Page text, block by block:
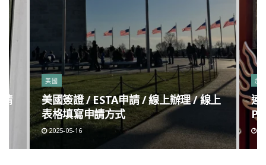
美國
美國簽證 / ESTA申請 / 線上辦理 / 線上
表格填寫申請方式
2025-05-16
加
連